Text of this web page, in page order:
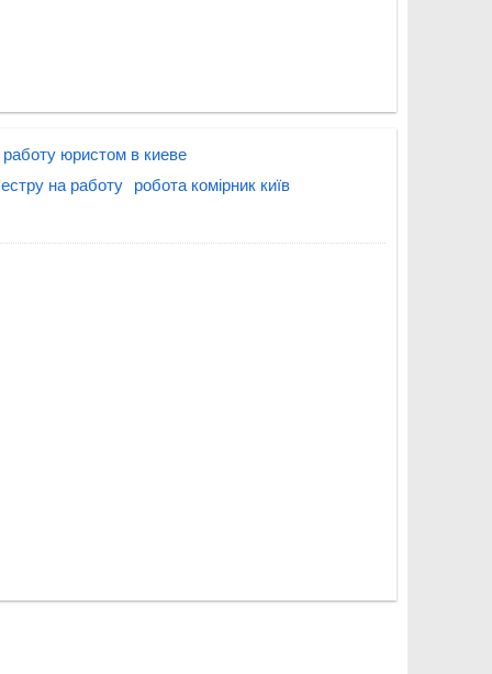
работу юристом в киеве
на работу
робота комірник київ